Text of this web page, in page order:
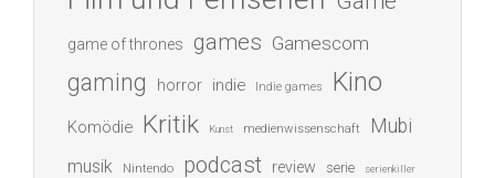
game of thrones games Gamescom
gaming horror indie Indie games Kino
Komödie Kritik Kunst medienwissenschaft Mubi
musik Nintendo podcast review serie serienkiller